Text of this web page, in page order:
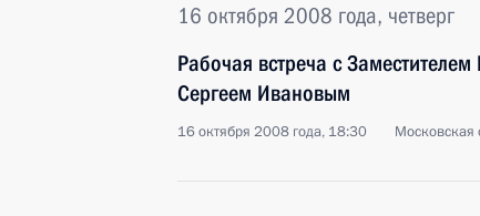
16 октября 2008 года, четверг
Рабочая встреча с Заместителем
Сергеем Ивановым
16 октября 2008 года, 18:30 Московская